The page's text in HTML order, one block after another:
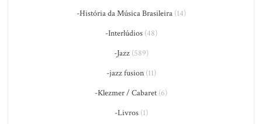
-História da Música Brasileira(14)
-Interlúdios(48)
-Jazz(589)
-jazz fusion(11)
-Klezmer / Cabaret (6)
-Livros(1)